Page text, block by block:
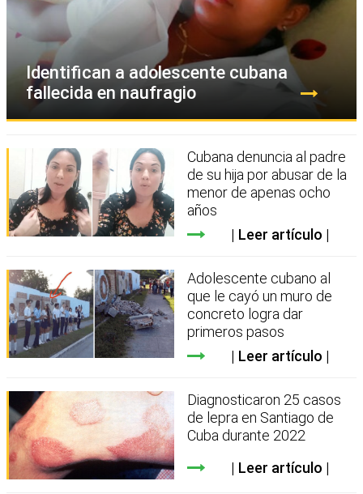
Identifican a adolescente cubana
fallecida en naufragio
Cubana denuncia al padre
de su hija por abusar de la
menor de apenas ocho
años
Leer artículo
Adolescente cubano al
que le cayó un muro de
concreto logra dar
primeros pasos
Leer artículo
Diagnosticaron 25 casos
de lepra en Santiago de
Cuba durante 2022
Leer artículo